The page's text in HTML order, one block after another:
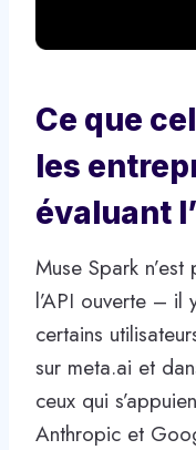
Ce que
les
évaluant
Muse Spark
l’API ouverte – il
certains
sur meta.ai et
ceux qui
Anthropic et